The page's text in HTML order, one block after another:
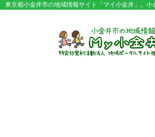
東京都小金井市の地域情報サイト「マイ小金井」。小